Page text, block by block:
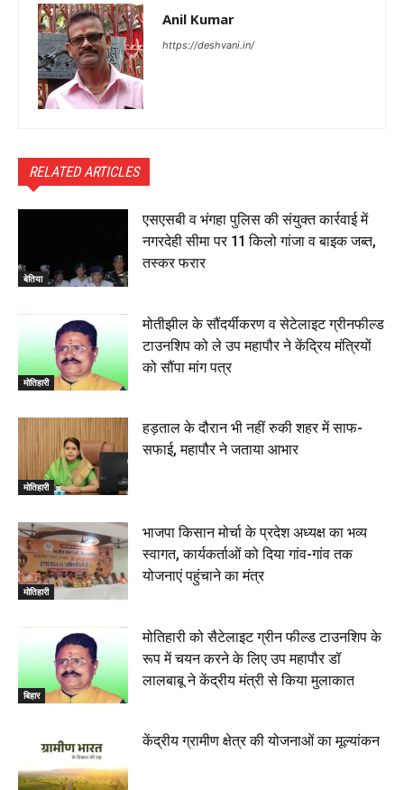
Anil Kumar
https://deshvani.in/
RELATED ARTICLES
बेतिया
एसएसबी व भंगहा पुलिस की संयुक्त कार्रवाई में
नगरदेही सीमा पर 11 किलो गांजा व बाइक जब्त,
तस्कर फरार
मोतिहारी
मोतीझील के सौंदर्यीकरण व सेटेलाइट ग्रीनफील्ड
टाउनशिप को ले उप महापौर ने केंद्रिय मंत्रियों
को सौंपा मांग पत्र
मोतिहारी
हड़ताल के दौरान भी नहीं रुकी शहर में साफ-
सफाई, महापौर ने जताया आभार
मोतिहारी
भाजपा किसान मोर्चा के प्रदेश अध्यक्ष का भव्य
स्वागत, कार्यकर्ताओं को दिया गांव-गांव तक
योजनाएं पहुंचाने का मंत्र
बिहार
मोतिहारी को सैटेलाइट ग्रीन फील्ड टाउनशिप के
रूप में चयन करने के लिए उप महापौर डॉ
लालबाबू ने केंद्रीय मंत्री से किया मुलाकात
केंद्रीय ग्रामीण क्षेत्र की योजनाओं का मूल्यांकन